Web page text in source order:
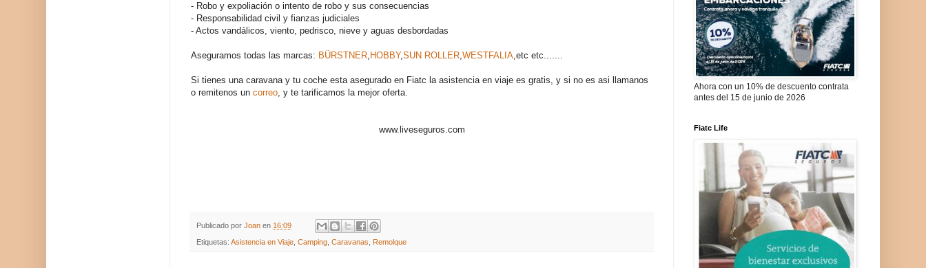
- Robo y expoliación o intento de robo y sus consecuencias
- Responsabilidad civil y fianzas judiciales
- Actos vandálicos, viento, pedrisco, nieve y aguas desbordadas
Aseguramos todas las marcas: BÜRSTNER, HOBBY,SUN ROLLER,WESTFALIA,etc etc.......
Si tienes una caravana y tu coche esta asegurado en Fiatc la asistencia en viaje es gratis, y si no es asi llamanos
o remitenos un correo, y te tarificamos la mejor oferta.
www.liveseguros.com
Publicado por Joan en 16:09
Etiquetas: Asistencia en Viaje Camping Caravanas Remolque
Ahora con un 10% de descuento contrata
antes del 15 de junio de 2026
Fiatc Life